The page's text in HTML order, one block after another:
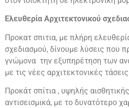
Ελευθερία Αρχιτεκτονικού
Προκατ σπιτια, με πλήρη
σχεδιασμού, δίνουμε λύσεις που
γνώμονα την εξυπηρέτηση των
με τις νέες αρχιτεκτονικές
Προκάτ σπίτια , υψηλής
αντισεισμικά, με το δυνατότερο